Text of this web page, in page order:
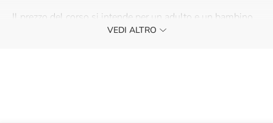
Il prezzo del corso si intende per un adulto e un bambino
VEDI ALTRO